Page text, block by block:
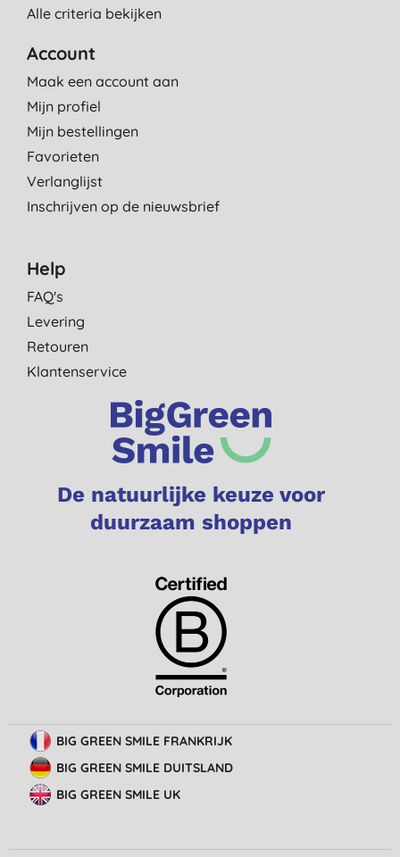
Alle criteria bekijken
Account
Maak een account aan
Mijn profiel
Mijn bestellingen
Favorieten
Verlanglijst
Inschrijven op de nieuwsbrief
Help
FAQ's
Levering
Retouren
Klantenservice
De natuurlijke keuze voor
duurzaam shoppen
BIG GREEN SMILE FRANKRIJK
BIG GREEN SMILE DUITSLAND
BIG GREEN SMILE UK